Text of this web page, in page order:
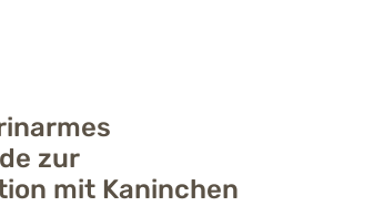
zur
mit Kaninchen